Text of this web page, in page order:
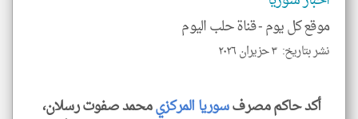
موقع كل يوم -قناة حلب اليوم
نشر بتاريخ: ٣ حزيران ٢٠٢٦
أكد حاكم مصرفسورياالمركزيمحمد صفوت رسلان،